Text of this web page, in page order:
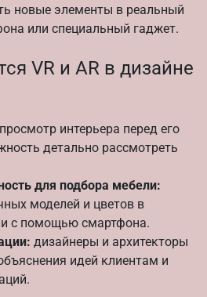
новые элементы в реальный
или специальный гаджет.
VR и AR в дизайне
просмотр интерьера перед его
детально рассмотреть
для подбора мебели:
моделей и цветов в
с помощью смартфона.
дизайнеры и архитекторы
идей клиентам и